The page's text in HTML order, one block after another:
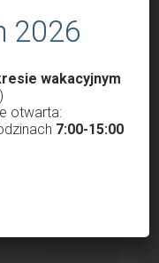
książki”
2026
wakacyjnym
otwarta:
7:00-15:00